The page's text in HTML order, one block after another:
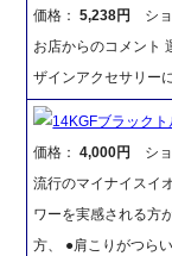
価格：5,238円
ショ
お店からのコメント
ザインアクセサリー
14KGFブラック
価格：4,000円
ショ
流行のマイナイスイ
ワーを実感される方
方、 ●肩こりがつら